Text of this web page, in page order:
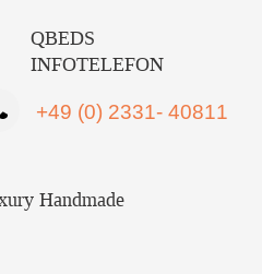
QBEDS
INFOTELEFON
+49 (0) 2331- 40811
Handmade